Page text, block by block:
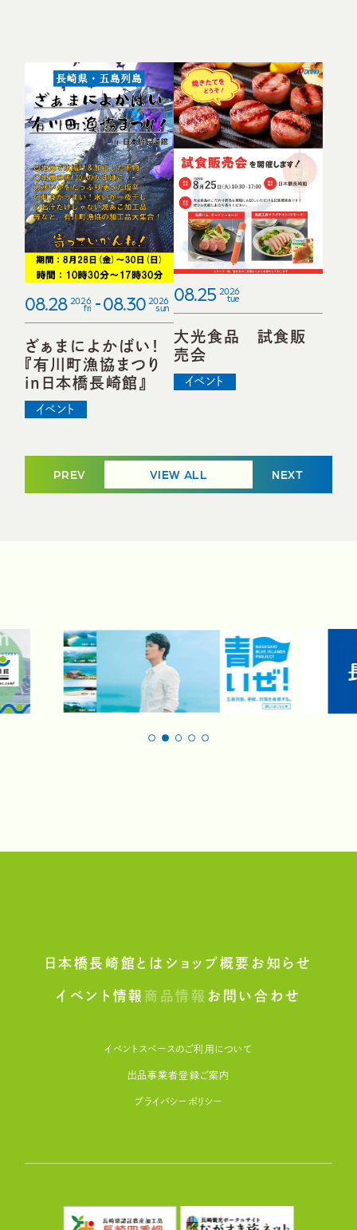
08.28 2026
fri 08.30 2026
sun
ざぁまによかばい！
『有川町漁協まつり
in日本橋長崎館』
イベント
08.25 2026
tue
大光食品 試食販
売会
イベント
PREV VIEW ALL NEXT
日本橋長崎館とは ショップ概要 お知らせ
イベント情報 商品情報 お問い合わせ
イベントスペースのご利用について
出品事業者登録ご案内
プライバシーポリシー